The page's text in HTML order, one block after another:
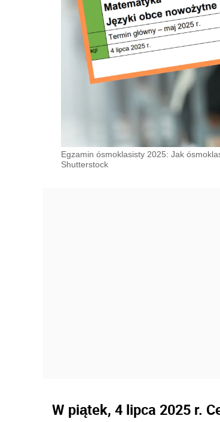
Egzamin ósmoklasisty 2025: Jak
Shutterstock
W piątek, 4 lipca 2025 r.